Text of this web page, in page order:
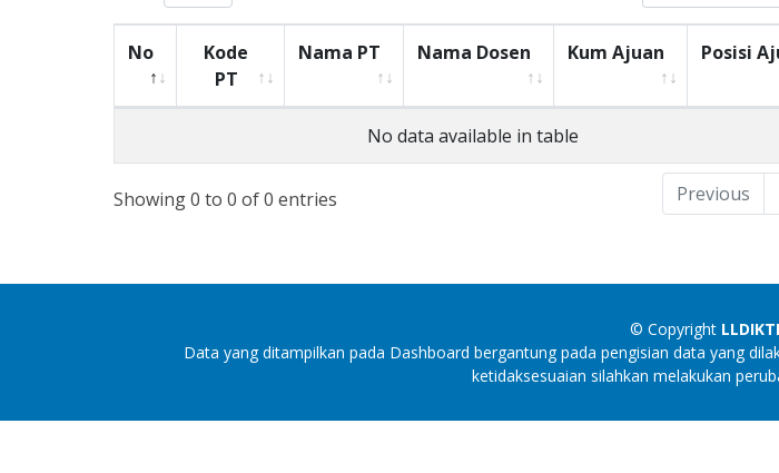
No
Kode
PT
Nama PT Nama Dosen Kum Ajuan Posisi
No data available in table
Showing 0 to 0 of 0 entries Previous
© Copyright
Data yang ditampilkan pada Dashboard bergantung pada pengisian data yang
ketidaksesuaian silahkan melakukan